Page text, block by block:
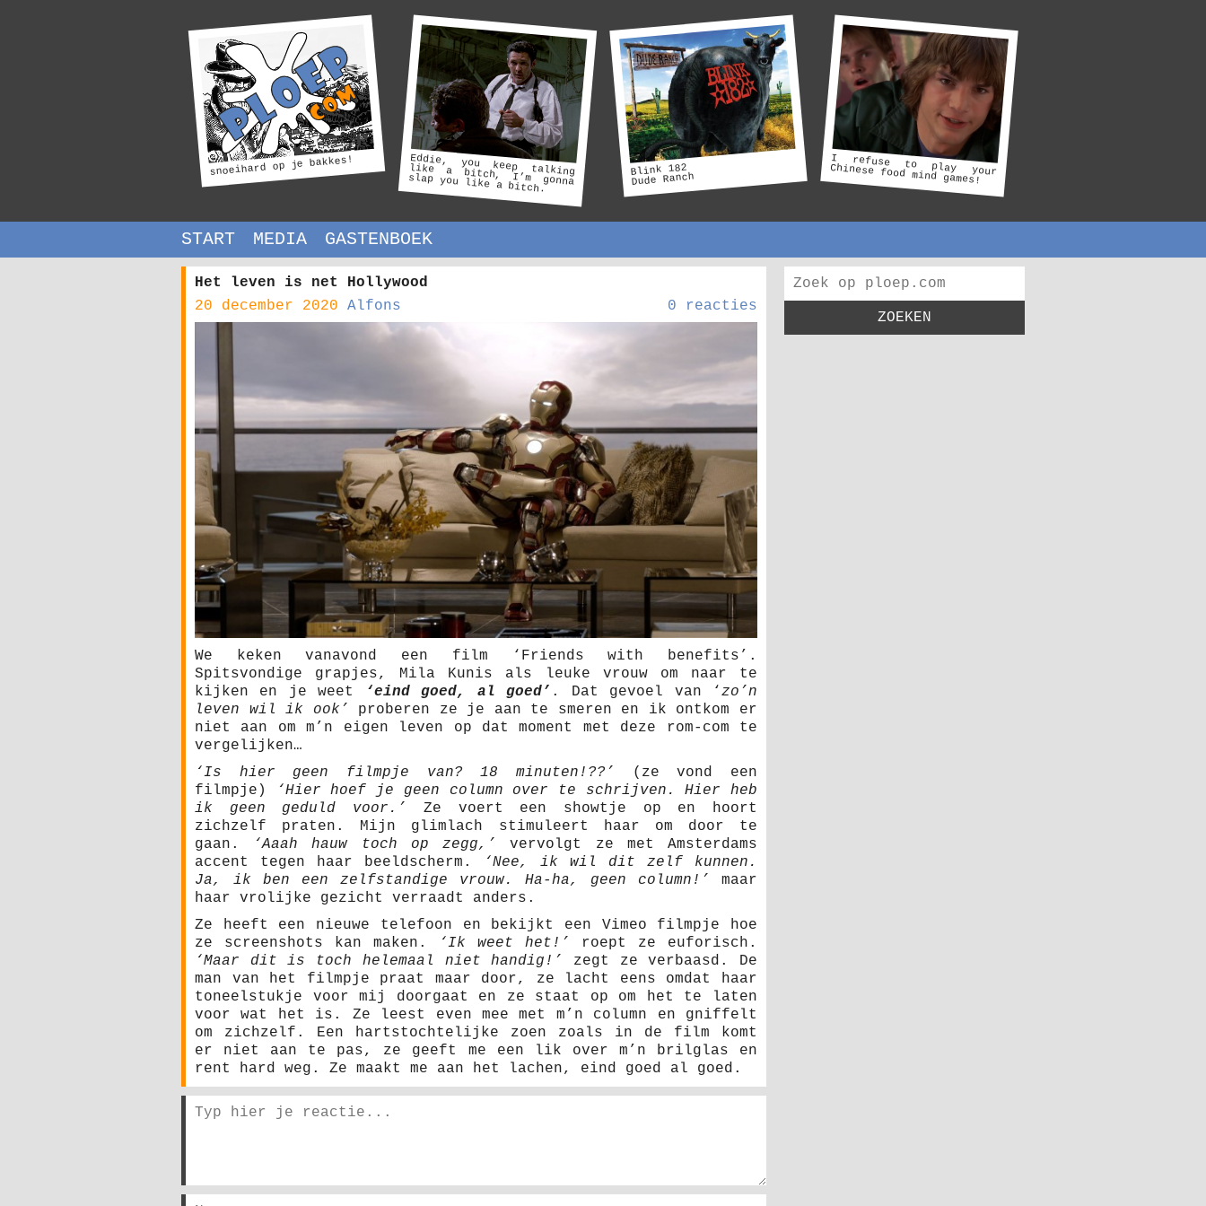
snoeihard op je bakkes! Eddie, you keep talking
like a bitch, I’m gonna
slap you like a bitch.
Blink 182
Dude Ranch
I refuse to play your
Chinese food mind games!
START MEDIA GASTENBOEK
Het leven is net Hollywood
20 december 2020
Alfons 0 reacties
We keken vanavond een film ‘Friends with benefits’.
Spitsvondige grapjes, Mila Kunis als leuke vrouw om naar te
kijken en je weet
‘eind goed, al goed’ . Dat gevoel van ‘zo’n
leven wil ik ook’
proberen ze je aan te smeren en ik ontkom er
niet aan om m’n eigen leven op dat moment met deze rom-com te
vergelijken…
‘Is hier geen filmpje van? 18 minuten!??’
(ze vond een
filmpje)
‘Hier hoef je geen column over te schrijven. Hier heb
ik geen geduld voor.’
Ze voert een showtje op en hoort
zichzelf praten. Mijn glimlach stimuleert haar om door te
gaan.
‘Aaah hauw toch op zegg,’
vervolgt ze met Amsterdams
accent tegen haar beeldscherm.
‘Nee, ik wil dit zelf kunnen.
Ja, ik ben een zelfstandige vrouw. Ha-ha, geen column!’
maar
haar vrolijke gezicht verraadt anders.
Ze heeft een nieuwe telefoon en bekijkt een Vimeo filmpje hoe
ze screenshots kan maken.
‘Ik weet het!’
roept ze euforisch.
‘Maar dit is toch helemaal niet handig!’
zegt ze verbaasd. De
man van het filmpje praat maar door, ze lacht eens omdat haar
toneelstukje voor mij doorgaat en ze staat op om het te laten
voor wat het is. Ze leest even mee met m’n column en gniffelt
om zichzelf. Een hartstochtelijke zoen zoals in de film komt
er niet aan te pas, ze geeft me een lik over m’n brilglas en
rent hard weg. Ze maakt me aan het lachen, eind goed al goed.
ZOEKEN